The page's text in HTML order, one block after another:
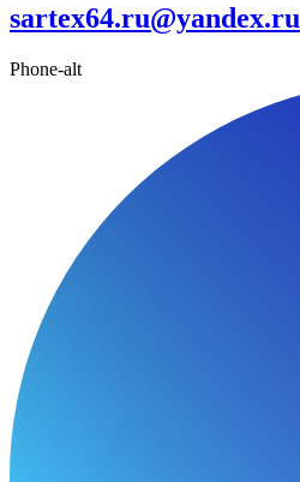
sartex64.ru@yandex.ru
Phone-alt